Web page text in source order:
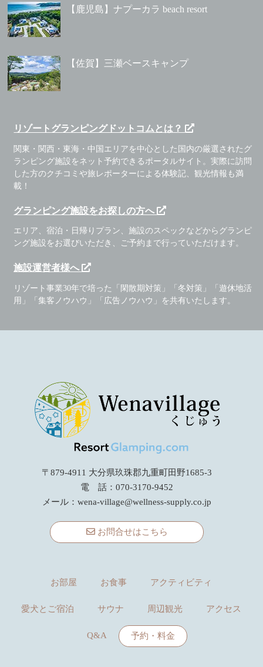
【鹿児島】ナプーカラ beach resort
【佐賀】三瀬ベースキャンプ
リゾートグランピングドットコムとは？
関東・関西・東海・中国エリアを中心とした国内の厳選されたグ
ランピング施設をネット予約できるポータルサイト。実際に訪問
した方のクチコミや旅レポーターによる体験記、観光情報も満
載！
グランピング施設をお探しの方へ
エリア、宿泊・日帰りプラン、施設のスペックなどからグランピ
ング施設をお選びいただき、ご予約まで行っていただけます。
施設運営者様へ
リゾート事業30年で培った「閑散期対策」「冬対策」「遊休地活
用」「集客ノウハウ」「広告ノウハウ」を共有いたします。
〒879-4911 大分県玖珠郡九重町田野1685-3
電 話：070-3170-9452
メール：wena-village@wellness-supply.co.jp
お問合せはこちら
お部屋 お食事 アクティビティ
愛犬とご宿泊 サウナ 周辺観光 アクセス
Q&A 予約・料金